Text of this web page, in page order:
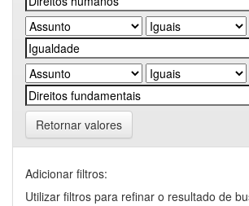
Retornar valores
Adicionar filtros:
Utilizar filtros para refinar o resultado de